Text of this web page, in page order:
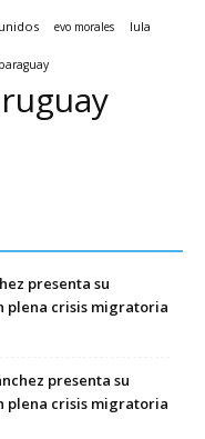
evo morales lula
paraguay
presenta su
plena crisis migratoria
presenta su
plena crisis migratoria